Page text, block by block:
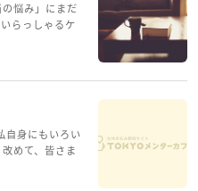
悩み」にまだ
らっしゃるケ
いところ（深
度から解決の
自身にもいろい
めて、皆さま
てる。わたし
ような日々で